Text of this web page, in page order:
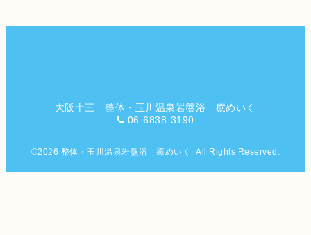
大阪十三 整体・玉川温泉岩盤浴 癒めいく
06-6838-3190
©2026 整体・玉川温泉岩盤浴 癒めいく . All Rights Reserved.